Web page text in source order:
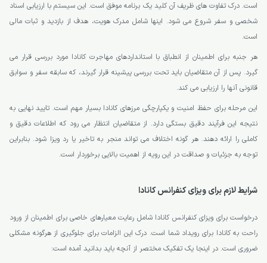
است. درک تفاوت های ظریف آن کلید یک برنامه موفق است. این سیستم با ارزیابی اسناد
شخصی و سفر شروع می شود. اینها شامل مدرک هویت، هدف از بازدید و ثبات مالی
است.
هر جنبه برای اطمینان از انطباق با استانداردهای مهاجرت کانادا مورد بررسی قرار می
گیرد. پس از آن متقاضیان باید تحت بررسی پیشینه قرار گیرند، که سابقه سفر و سوابق
قانونی آنها را ارزیابی می کند.
این مرحله برای حفظ امنیت و یکپارچگی مرزهای کانادا بسیار مهم است. تایید نهایی به
نتیجه این فرآیند دقیق بستگی دارد. از متقاضیان انتظار می رود که اطلاعات دقیق و
کاملی را ارائه دهند. هر گونه اختلاف می تواند منجر به تاخیر یا رد ویزا شود. بنابراین
توجه به جزئیات و صداقت در این رویه از اهمیت بالایی برخوردار است.
شرایط لازم برای ویزای کنفرانس کانادا
درخواست برای ویزای کنفرانس کانادا شامل رعایت معیارهای خاصی برای اطمینان از ورود
راحت به کانادا برای رویداد شما است. درک این الزامات برای جلوگیری از هرگونه مشکلی
ضروری است. در اینجا یک تفکیک مختصر از آنچه باید بدانید آمده است: